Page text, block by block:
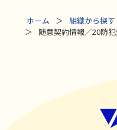
ホーム
組織から探す
随意契約情報／20防